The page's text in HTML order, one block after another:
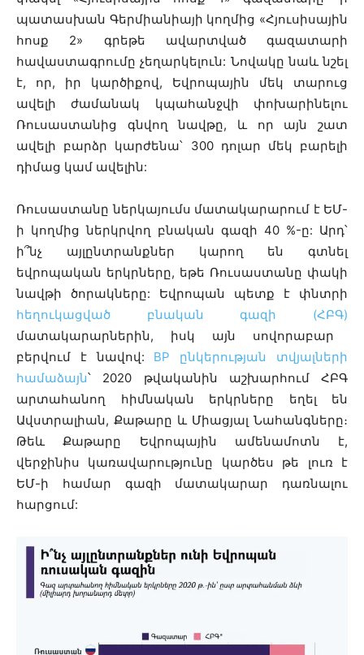
պատասխան Գերմիանիայի կողմից «Հյուսիսային
հոսք 2» գրեթե ավարտված գազատարի
հավաստագրումը չեղարկելուն: Նովակը նաև նշել
է, որ, իր կարծիքով, Եվրոպային մեկ տարուց
ավելի ժամանակ կպահանջվի փոխարինելու
Ռուսաստանից գնվող նավթը, և որ այն շատ
ավելի բարձր կարժենա՝ 300 դոլար մեկ բարելի
դիմաց կամ ավելին:
Ռուսաստանը ներկայումս մատակարարում է ԵՄ-
ի կողմից ներկրվող բնական գազի 40 %-ը: Արդ՝
ի՞նչ այլընտրանքներ կարող են գտնել
եվրոպական երկրները, եթե Ռուսաստանը փակի
նավթի ծորակները: Եվրոպան պետք է փնտրի
հեղուկացված բնական գազի (ՀԲԳ)
մատակարարներին, իսկ այն սովորաբար
բերվում է նավով: BP ընկերության տվյալների
համաձայն՝ 2020 թվականին աշխարհում ՀԲԳ
արտահանող հիմնական երկրները եղել են
Ավստրալիան, Քաթարը և Միացյալ Նահանգները։
Թեև Քաթարը Եվրոպային ամենամոտն է,
վերջինիս կառավարությունը կարծես թե լուռ է
ԵՄ-ի համար գազի մատակարար դառնալու
հարցում: